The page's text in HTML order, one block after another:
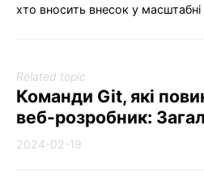
хто вносить внесок у
Related topic
Команди Git, які
веб-розробник:
2024-02-19